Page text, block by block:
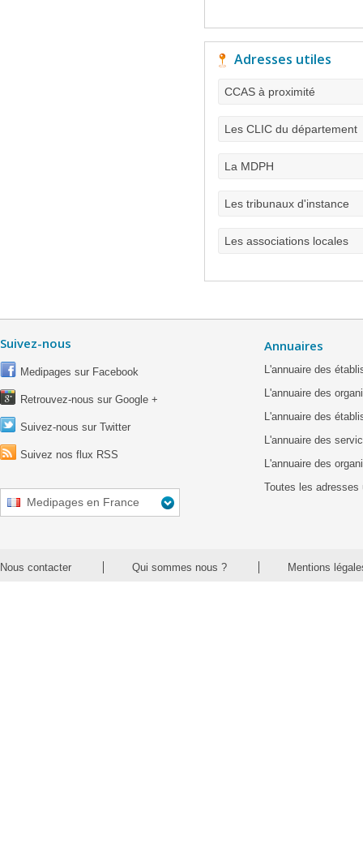
Adresses utiles
CCAS à proximité
Les CLIC du département
La MDPH
Les tribunaux d'instance
Les associations locales
Suivez-nous
Medipages sur Facebook
Retrouvez-nous sur Google +
Suivez-nous sur Twitter
Suivez nos flux RSS
Medipages en France
Annuaires
L'annuaire des
L'annuaire des
L'annuaire des
L'annuaire des
L'annuaire des
Toutes les adresses
Nous contacter Qui sommes nous ? Mentions